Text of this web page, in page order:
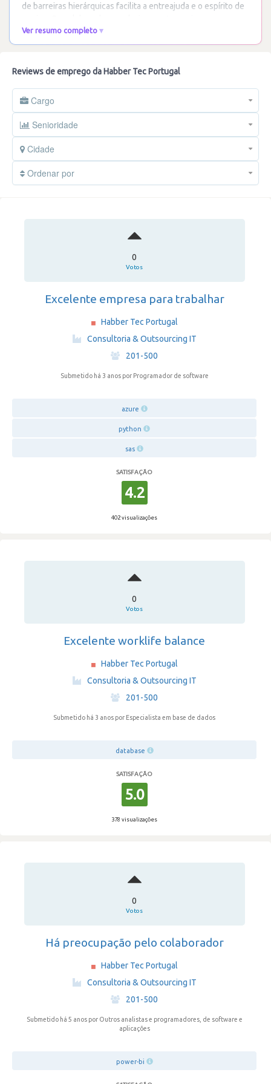
de barreiras hierárquicas facilita a entreajuda e o espírito de
Ver resumo completo
Reviews de emprego da Habber Tec Portugal
Cargo
Senioridade
Cidade
Ordenar por
0
Votos
Excelente empresa para trabalhar
Habber Tec Portugal
·
Consultoria & Outsourcing IT
·
201-500
Submetido há 3 anos por Programador de software
azure
python
sas
SATISFAÇÃO
4.2
402 visualizações
0
Votos
Excelente worklife balance
Habber Tec Portugal
·
Consultoria & Outsourcing IT
·
201-500
Submetido há 3 anos por Especialista em base de dados
database
SATISFAÇÃO
5.0
378 visualizações
0
Votos
Há preocupação pelo colaborador
Habber Tec Portugal
·
Consultoria & Outsourcing IT
·
201-500
Submetido há 5 anos por Outros analistas e programadores, de software e
aplicações
power-bi